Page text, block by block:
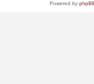
Powered by